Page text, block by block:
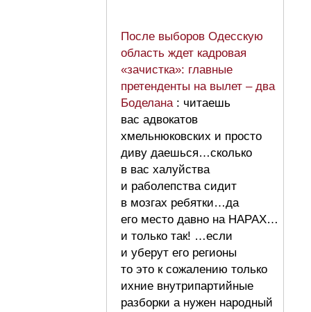
После выборов Одесскую
область ждет кадровая
«зачистка»: главные
претенденты на вылет – два
Боделана : читаешь
вас адвокатов
хмельнюковских и просто
диву даешься…сколько
в вас халуйства
и раболепства сидит
в мозгах ребятки…да
его место давно на НАРАХ…
и только так! …если
и уберут его регионы
то это к сожалению только
ихние внутрипартийные
разборки а нужен народный